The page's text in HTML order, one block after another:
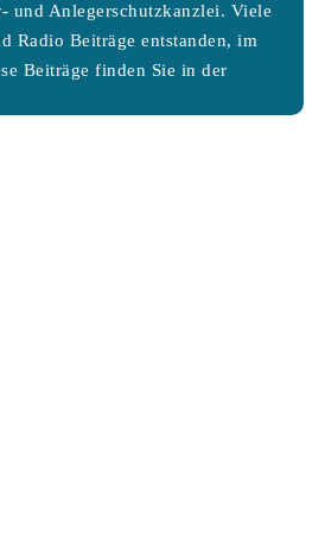
und Anlegerschutzkanzlei. Viele
Radio Beiträge entstanden, im
Beiträge finden Sie in der